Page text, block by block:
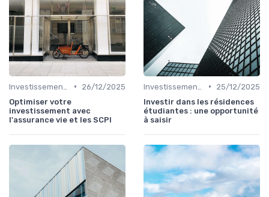
•
26/12/2025
Optimiser votre
investissement avec
l'assurance vie et les SCPI
•
25/12/2025
Investir dans les résidences
étudiantes : une opportunité
à saisir